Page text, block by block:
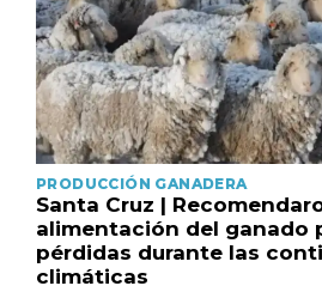
PRODUCCIÓN GANADERA
Santa Cruz |
alimentación del ganado
pérdidas durante las
climáticas